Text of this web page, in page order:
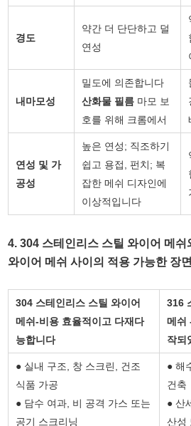
경도
약간 더 단단하고 덜
연성
내마모성
밀도에 의존합니다
산화물 필름 마모 보
호를 위해 크롬에서
연성 및 가
공성
높은 연성; 직조하기
쉽고 용접, 펀치; 복
잡한 메쉬 디자인에
이상적입니다
4. 304 스테인리스 스틸 와이어 메쉬
와이어 메쉬 사이의 적용 가능한 장면
304 스테인리스 스틸 와이어
메쉬-비용 효율적이고 다재다
능합니다
316
메쉬
작되
● 실내 구조, 창 스크린, 건조
식품 가공
● 담수 여과, 비 공격 가스 또는
공기 스크리닝
● 해
건축
● 산
산성